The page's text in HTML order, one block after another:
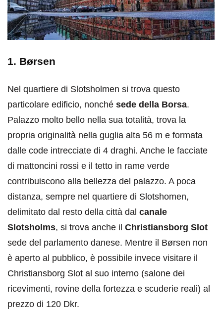
1. Børsen
Nel quartiere di Slotsholmen si trova questo
particolare edificio, nonché sede della Borsa.
Palazzo molto bello nella sua totalità, trova la
propria originalità nella guglia alta 56 m e formata
dalle code intrecciate di 4 draghi. Anche le facciate
di mattoncini rossi e il tetto in rame verde
contribuiscono alla bellezza del palazzo. A poca
distanza, sempre nel quartiere di Slotshomen,
delimitato dal resto della città dal canale
Slotsholms, si trova anche il Christiansborg Slot
sede del parlamento danese. Mentre il Børsen non
è aperto al pubblico, è possibile invece visitare il
Christiansborg Slot al suo interno (salone dei
ricevimenti, rovine della fortezza e scuderie reali) al
prezzo di 120 Dkr.